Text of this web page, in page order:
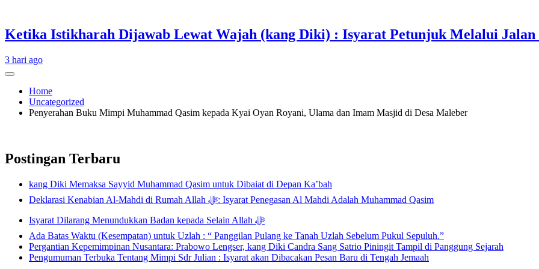
Ketika Istikharah Dijawab Lewat Wajah (kang Diki) : Isyarat Petunjuk Melalui
3 hari ago
Home
Uncategorized
Penyerahan Buku Mimpi Muhammad Qasim kepada Kyai Oyan Royani, Ulama dan Imam Masjid di Desa Maleber
Postingan Terbaru
kang Diki Memaksa Sayyid Muhammad Qasim untuk Dibaiat di Depan Ka’bah
Deklarasi Kenabian Al-Mahdi di Rumah Allah ﷻ: Isyarat Penegasan Al Mahdi Adalah Muhammad Qasim
Isyarat Dilarang Menundukkan Badan kepada Selain Allah ﷻ
Ada Batas Waktu (Kesempatan) untuk Uzlah : “ Panggilan Pulang ke Tanah Uzlah Sebelum Pukul Sepuluh.”
Pergantian Kepemimpinan Nusantara: Prabowo Lengser, kang Diki Candra Sang Satrio Piningit Tampil di Panggung Sejarah
Pengumuman Terbuka Tentang Mimpi Sdr Julian : Isyarat akan Dibacakan Pesan Baru di Tengah Jemaah